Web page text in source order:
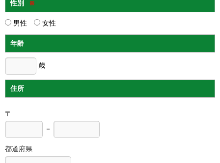
性別 ※
男性 女性
年齢
歳
住所
〒
－
都道府県